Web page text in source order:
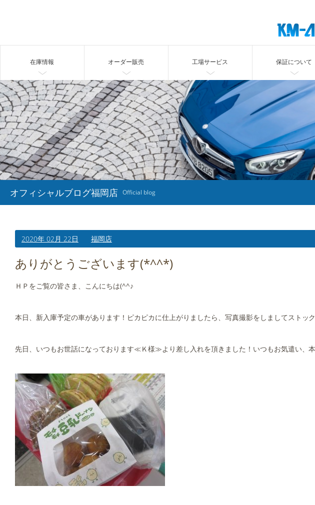
在庫情報 オーダー販売 工場サービス 保証について
オフィシャルブログ福岡店 Official blog
2020年 02月 22日 福岡店
ありがとうございます(*^^*)
ＨＰをご覧の皆さま、こんにちは(^^♪
本日、新入庫予定の車があります！ピカピカに仕上がりましたら、写真撮影をしましてスト
先日、いつもお世話になっております≪Ｋ様≫より差し入れを頂きました！いつもお気遣い、